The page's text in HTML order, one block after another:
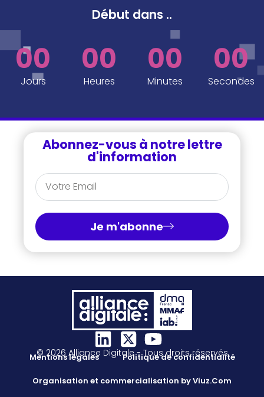
Début dans ..
00
Jours
00
Heures
00
Minutes
00
Secondes
Abonnez-vous à notre lettre
d'information
Je m'abonne
© 2026 Alliance Digitale - Tous droits réservés
Mentions légales Politique de confidentialité
Organisation et commercialisation by Viuz.Com